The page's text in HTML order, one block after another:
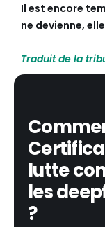
Il est encore
ne devienne,
Traduit de la
lutte
les
?